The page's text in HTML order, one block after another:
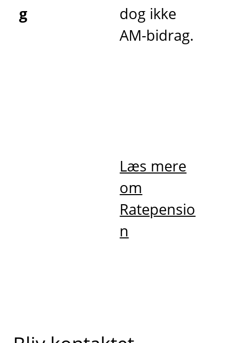
g
dog ikke
AM-bidrag.
Læs mere
om
Ratepensio
n